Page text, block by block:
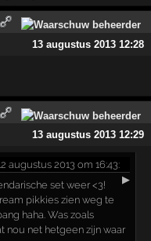
13 augustus 2013 12:28
13 augustus 2013 12:29
augustus 2013 om 16:43:
▶
set weer <3!
pikkies zien weg te
haha. Was zoals
nou net hetgeen zijn waar